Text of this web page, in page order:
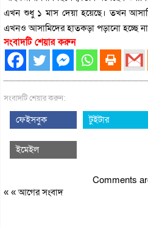
এখন শুধু ১ মাস দেয়া হয়েছে। তখন
এখনও আসামিদের হাতকড়া পড়ানো হচ্ছে
সংবাদটি শেয়ার করুন
সংবাদটি শেয়ার করুন:
ফেইসবুক টুইটার
ইমেইল
Comments
« «আগের সংবাদ